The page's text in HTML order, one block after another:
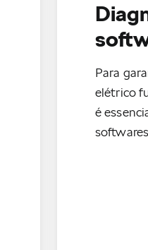
Para
elétrico
é